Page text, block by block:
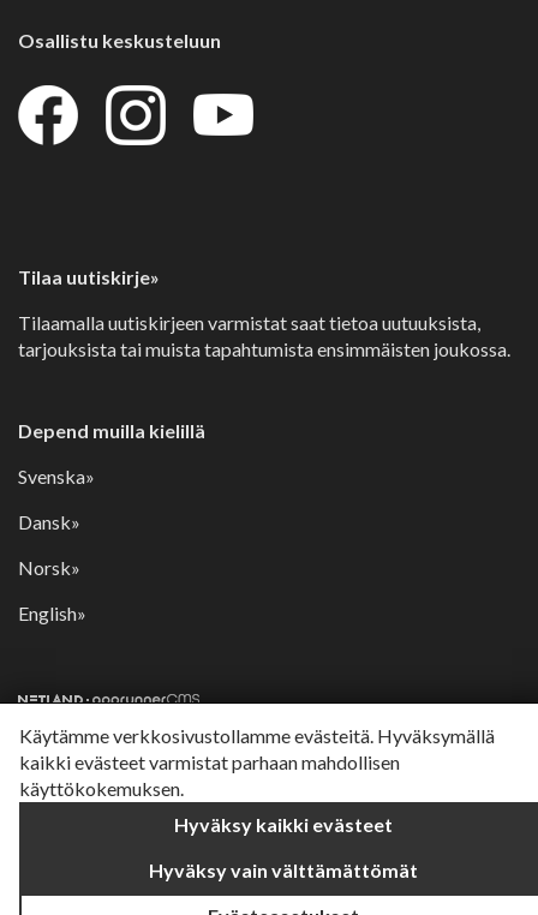
Käytämme verkkosivustollamme evästeitä. Hyväksymällä
kaikki evästeet varmistat parhaan mahdollisen
käyttökokemuksen.
Hyväksy kaikki evästeet
Hyväksy vain välttämättömät
Osallistu keskusteluun
Tilaa uutiskirje»
Tilaamalla uutiskirjeen varmistat saat tietoa uutuuksista,
tarjouksista tai muista tapahtumista ensimmäisten joukossa.
Depend muilla kielillä
Svenska»
Dansk»
Norsk»
English»